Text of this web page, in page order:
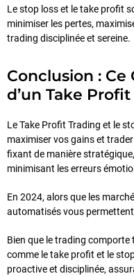
Le stop loss et le take profit
minimiser les pertes,
trading disciplinée et sereine.
Conclusion : Ce
d’un Take Profit
Le Take Profit Trading et le
maximiser vos gains et
fixant de manière
minimisant les erreurs
En 2024, alors que les
automatisés vous
Bien que le trading
comme le take profit et le
proactive et disciplinée,